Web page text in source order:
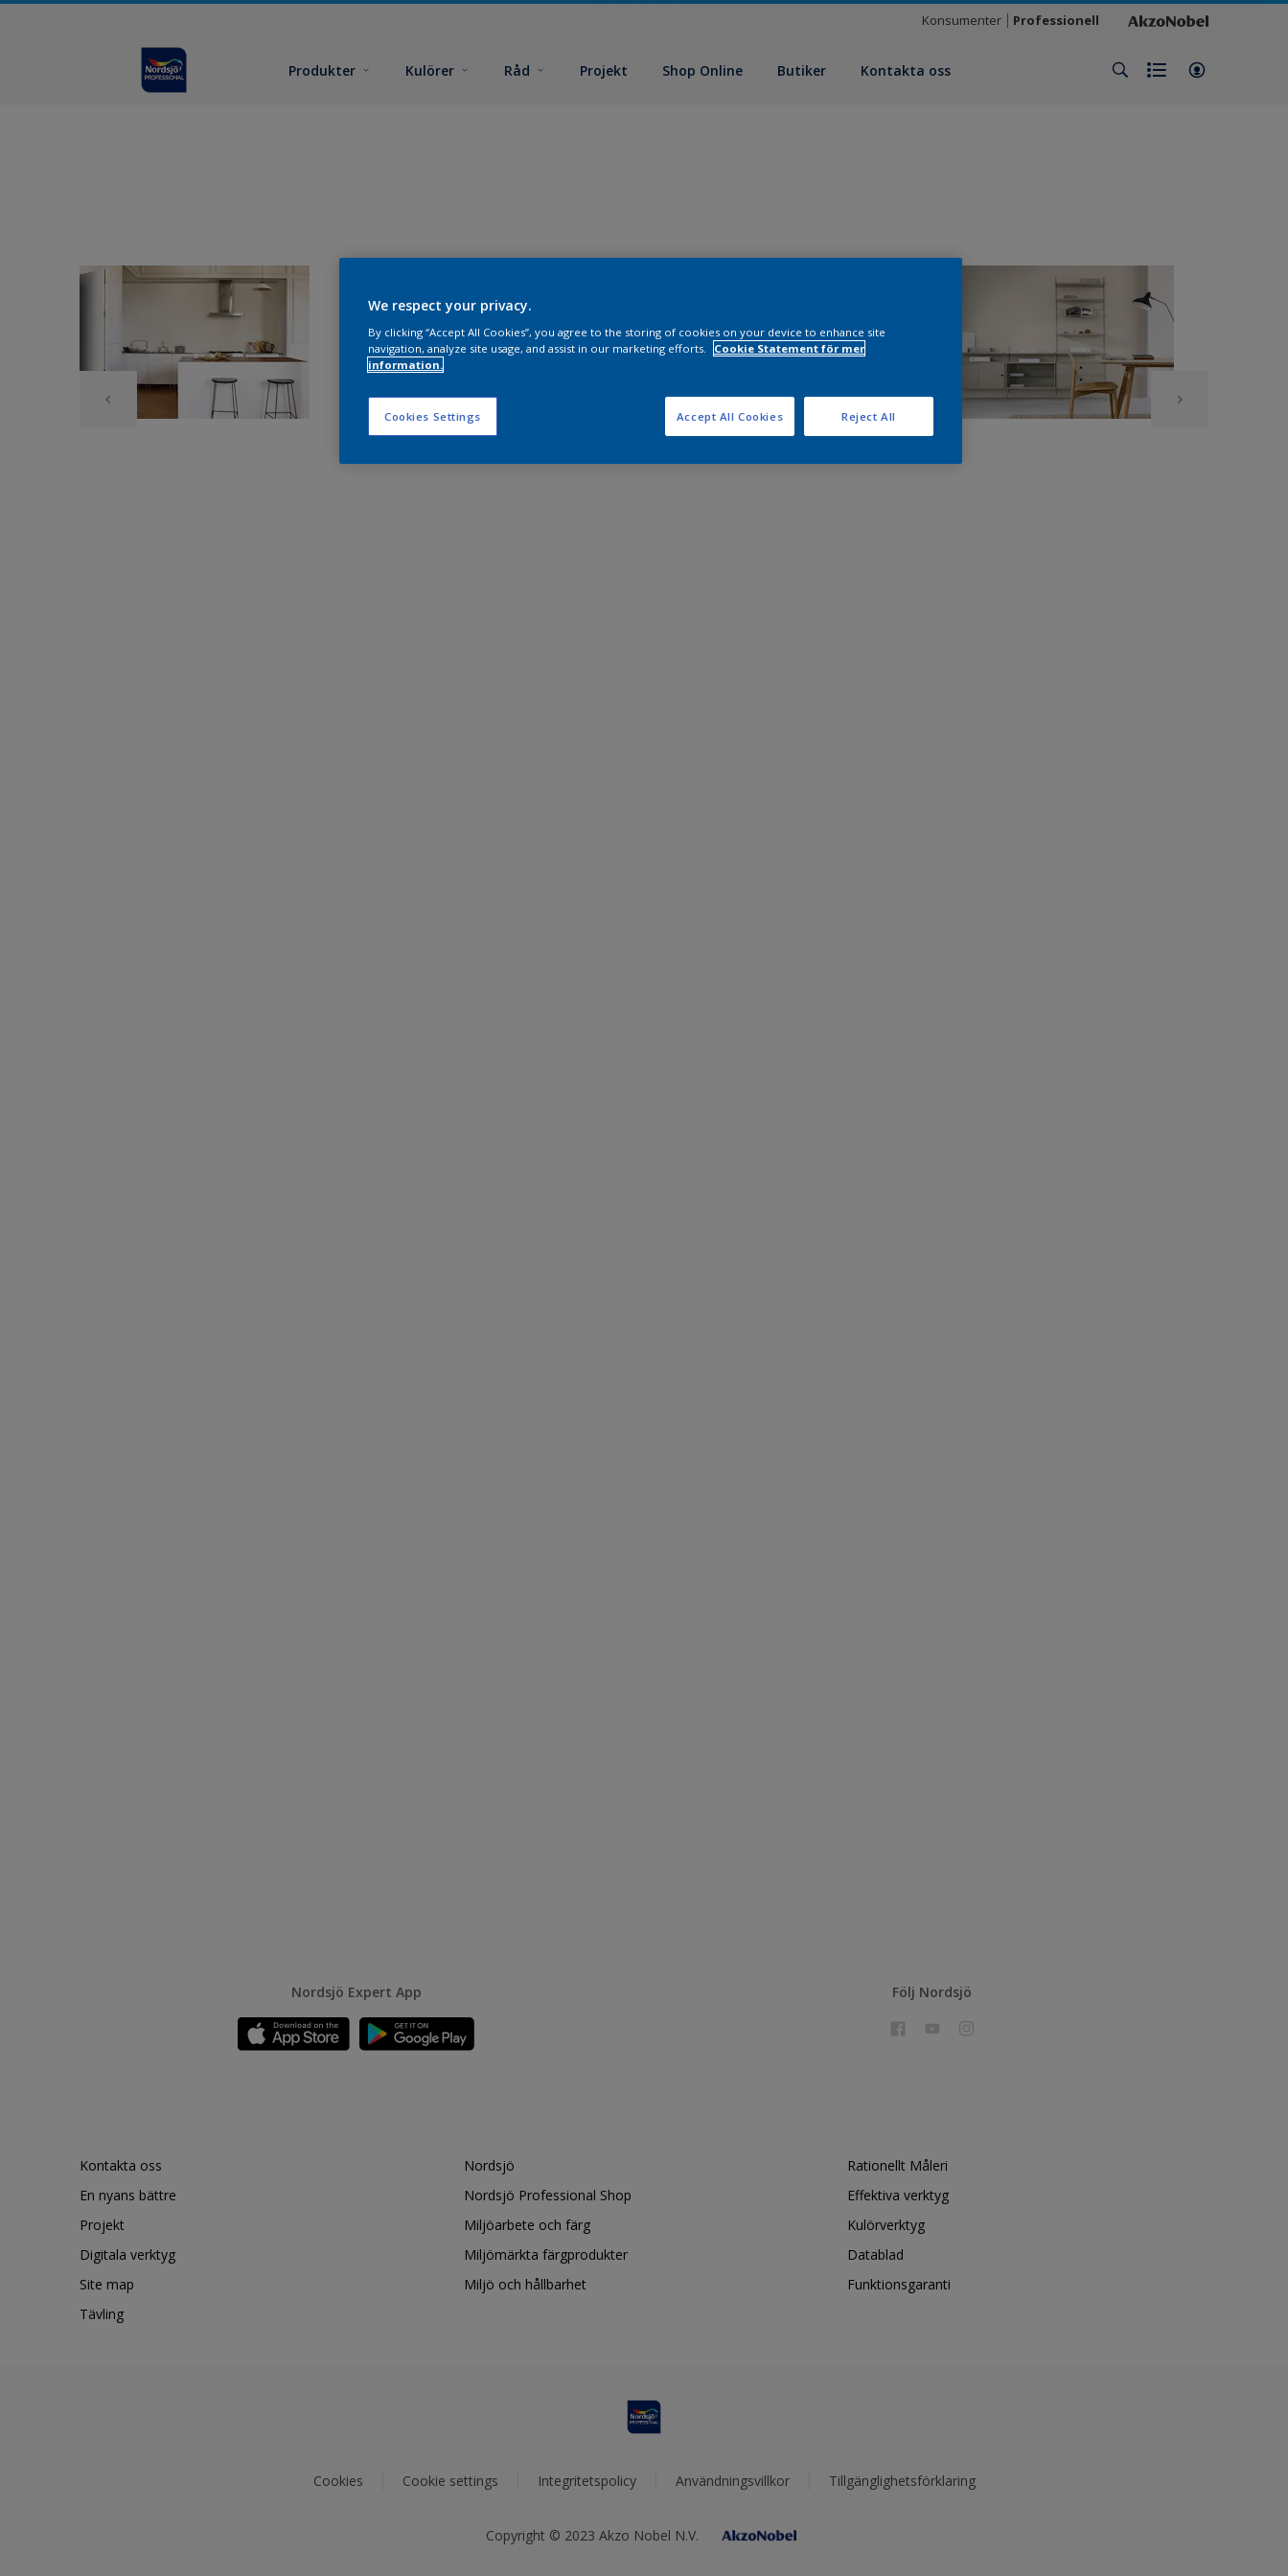
Konsumenter Professionell
Produkter Kulörer Råd Projekt Shop Online Butiker Kontakta oss
Nordsjö Expert App Följ Nordsjö
Kontakta oss
En nyans bättre
Projekt
Digitala verktyg
Site map
Tävling
Nordsjö
Nordsjö Professional Shop
Miljöarbete och färg
Miljömärkta färgprodukter
Miljö och hållbarhet
Rationellt Måleri
Effektiva verktyg
Kulörverktyg
Datablad
Funktionsgaranti
Cookies Cookie settings Integritetspolicy Användningsvillkor Tillgänglighetsförklaring
Copyright © 2023 Akzo Nobel N.V.
We respect your privacy.
By clicking “Accept All Cookies”, you agree to the storing of cookies on your device to enhance site
navigation, analyze site usage, and assist in our marketing efforts.
Cookie Statement för mer
information.
Cookies Settings Reject All
Accept All Cookies